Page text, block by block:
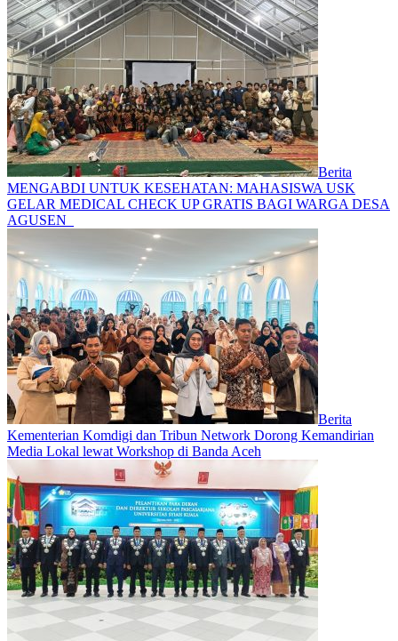
Berita
MENGABDI UNTUK KESEHATAN: MAHASISWA USK
GELAR MEDICAL CHECK UP GRATIS BAGI WARGA DESA
AGUSEN
Berita
Kementerian Komdigi dan Tribun Network Dorong Kemandirian
Media Lokal lewat Workshop di Banda Aceh